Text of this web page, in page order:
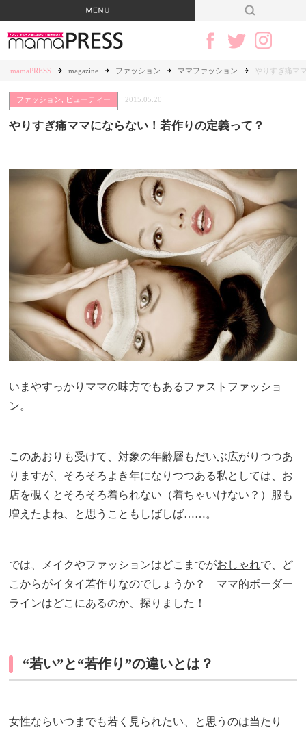
mamaPRESS magazine ファッション ママファッション やりすぎ痛マ
ファッション ビューティー 2015.05.20
やりすぎ痛ママにならない！若作りの定義って？
いまやすっかりママの味方でもあるファストファッショ
ン。
このあおりも受けて、対象の年齢層もだいぶ広がりつつあ
りますが、そろそろよき年になりつつある私としては、お
店を覗くとそろそろ着られない（着ちゃいけない？）服も
増えたよね、と思うこともしばしば……。
では、メイクやファッションはどこまでがおしゃれで、ど
こからがイタイ若作りなのでしょうか？ ママ的ボーダー
ラインはどこにあるのか、探りました！
“若い”と“若作り”の違いとは？
女性ならいつまでも若く見られたい、と思うのは当たり